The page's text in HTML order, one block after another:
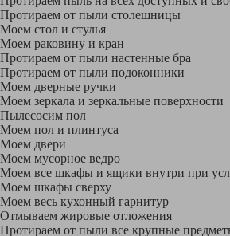
Протираем от пыли столешницы
Моем стол и стулья
Моем раковину и кран
Протираем от пыли настенные бра
Протираем от пыли подоконники
Моем дверные ручки
Моем зеркала и зеркальные поверхности
Пылесосим пол
Моем пол и плинтуса
Моем двери
Моем мусорное ведро
Моем все шкафы и ящики внутри при
Моем шкафы сверху
Моем весь кухонный гарнитур
Отмываем жировые отложения
Протираем от пыли все крупные